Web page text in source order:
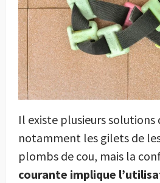
Il existe plusieurs solutions
notamment les gilets de
plombs de cou, mais la
courante implique